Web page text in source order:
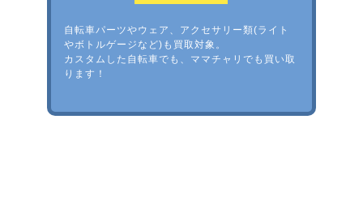
自転車パーツやウェア、アクセサリー類(ライト
やボトルゲージなど)も買取対象。
カスタムした自転車でも、ママチャリでも買い取
ります！